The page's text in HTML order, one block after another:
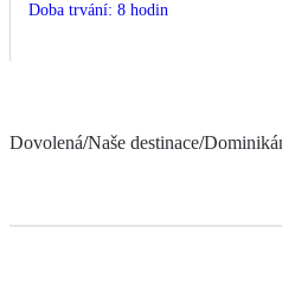
Doba trvání: 8 hodin
Dovolená/Naše destinace/